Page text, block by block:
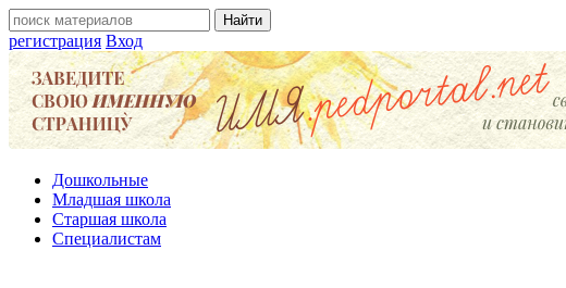
регистрация Вход
Дошкольные
Младшая школа
Старшая школа
Специалистам